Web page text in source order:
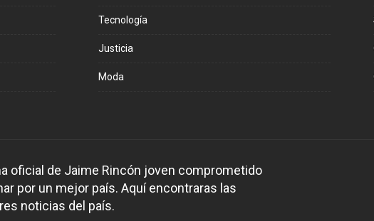
Tecnología
Justicia
Moda
oficial de Jaime Rincón joven comprometido
por un mejor país. Aquí encontraras las
noticias del país.